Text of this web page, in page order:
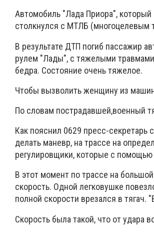
Автомобиль "Лада Приора",
столкнулся с МТЛБ (многоцелевым
В результате ДТП погиб пассажир
рулем "Лады", с тяжелыми
бедра. Состояние очень тяжелое.
Чтобы вызволить женщину из
По словам пострадавшей,военный
Как пояснил 0629 пресс-секретарь
делать маневр, на трассе на
регулировщики, которые с
В этот момент по трассе на
скорость. Одной легковушке
полной скорости врезался в тягач.
Скорость была такой, что от удара